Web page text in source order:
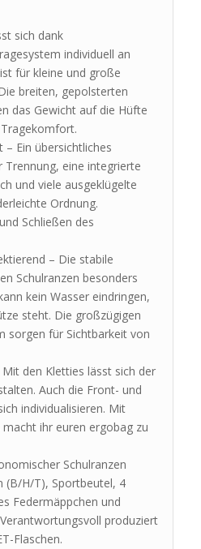
sich dank
individuell an
für kleine und große
breiten, gepolsterten
das Gewicht auf die Hüfte
Ein übersichtliches
eine integrierte
und viele ausgeklügelte
Ordnung.
Schließen des
– Die stabile
Schulranzen besonders
kein Wasser eindringen,
steht. Die großzügigen
sorgen für Sichtbarkeit von
den Kletties lässt sich der
Auch die Front- und
individualisieren. Mit
ihr euren ergobag zu
Schulranzen
(B/H/T), Sportbeutel, 4
Federmäppchen und
produziert
Flaschen.